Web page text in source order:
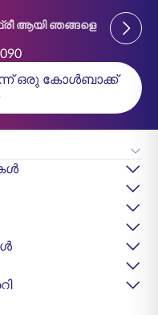
ആയി ഞങ്ങളെ
Previous
ഒരു കോൾബാക്ക്